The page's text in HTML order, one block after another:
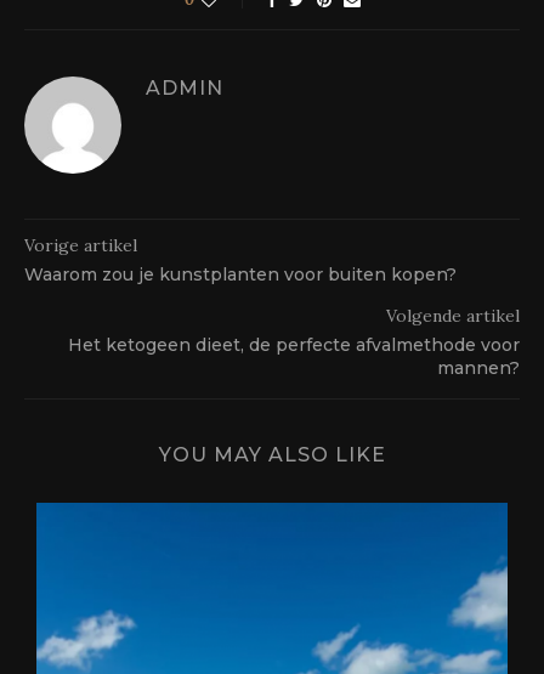
ADMIN
Vorige artikel
Waarom zou je kunstplanten voor buiten kopen?
Volgende artikel
Het ketogeen dieet, de perfecte afvalmethode voor
mannen?
YOU MAY ALSO LIKE